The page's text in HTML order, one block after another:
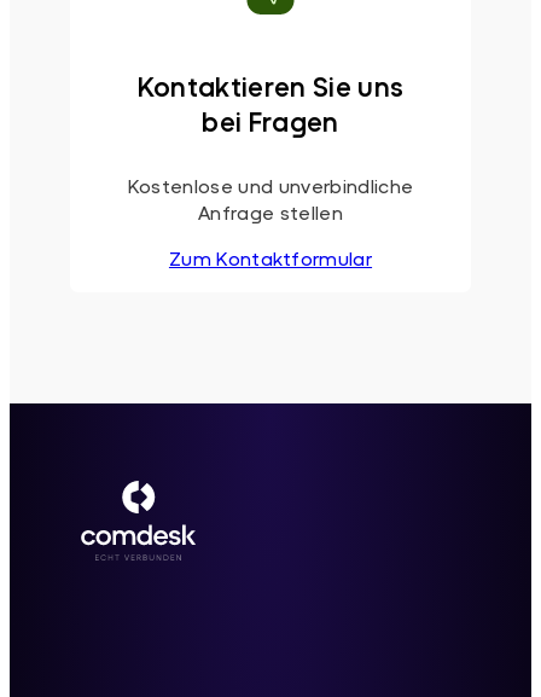
Kontaktieren Sie uns
bei Fragen
Kostenlose und unverbindliche
Anfrage stellen
Zum Kontaktformular